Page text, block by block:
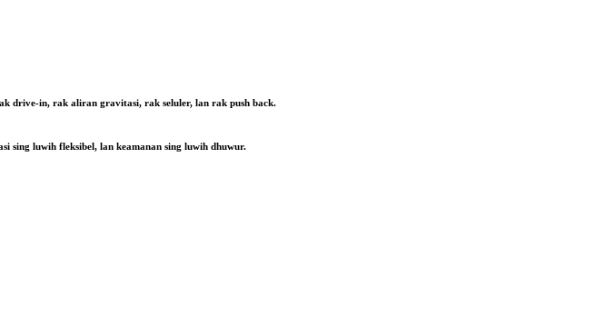
drive-in, rak aliran gravitasi, rak seluler, lan rak push back.
sing luwih fleksibel, lan keamanan sing luwih dhuwur.